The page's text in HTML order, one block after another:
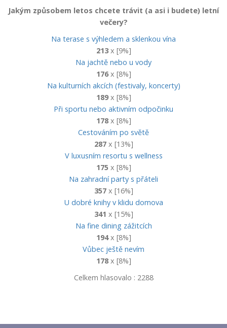
Jakým způsobem letos chcete trávit (a asi i budete) letní
večery?
Na terase s výhledem a sklenkou vína
213x [9%]
Na jachtě nebo u vody
176x [8%]
Na kulturních akcích (festivaly, koncerty)
189x [8%]
Při sportu nebo aktivním odpočinku
178x [8%]
Cestováním po světě
287x [13%]
V luxusním resortu s wellness
175 x [8%]
Na zahradní party s přáteli
357x [16%]
U dobré knihy v klidu domova
341 x [15%]
Na fine dining zážitcích
194x [8%]
Vůbec ještě nevím
178x [8%]
Celkem hlasovalo : 2288